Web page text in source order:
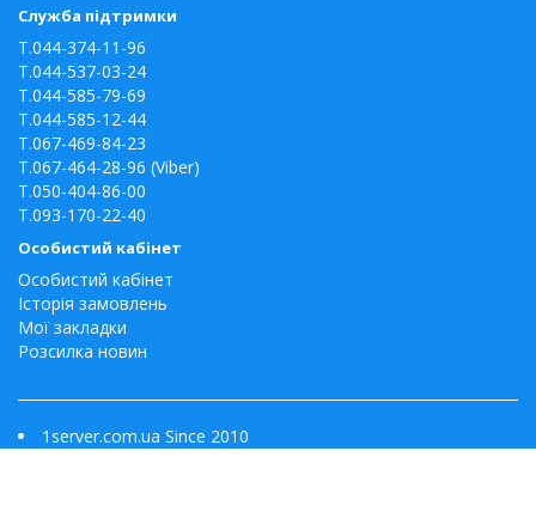
Служба підтримки
T.044-374-11-96
T.044-537-03-24
T.044-585-79-69
T.044-585-12-44
T.067-469-84-23
T.067-464-28-96 (Viber)
T.050-404-86-00
T.093-170-22-40
Особистий кабінет
Особистий кабінет
Історія замовлень
Мої закладки
Розсилка новин
1server.com.ua Since 2010